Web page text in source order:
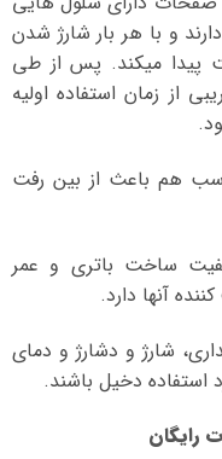
و با هر بار شارژ شدن
پیدا میکند. پس از طی
از زمان استفاده اولیه
هم باعث از بین رفت
ساخت باتری و عمر
آنها دارد.
شارژ و دشارژ و دمای
استفاده دخیل باشند.